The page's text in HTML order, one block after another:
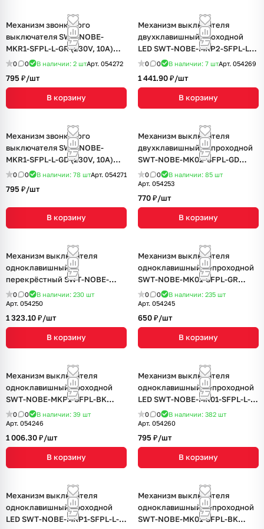
Механизм звонкового
выключателя SWT-NOBE-
MKR1-SFPL-L-GR (230V, 10A)
(Arlight, Серый базальт)
0 0 В наличии: 2 штАрт. 054272
795 ₽/шт
В корзину
Механизм выключателя
двухклавишный проходной
LED SWT-NOBE-MKP2-SFPL-L-
GR (230V, 10A) (Arlight, Серый
0 0 В наличии: 7 штАрт. 054269
1 441.90 ₽/шт
В корзину
Механизм звонкового
выключателя SWT-NOBE-
MKR1-SFPL-L-GD (230V, 10A)
(Arlight, Золотой песок)
0 0 В наличии: 78 штАрт. 054271
795 ₽/шт
В корзину
Механизм выключателя
двухклавишный непроходной
SWT-NOBE-MK02-SFPL-GD
(230V, 10A) (Arlight, Золотой
песок)
0 0 В наличии: 85 шт
Арт. 054253
770 ₽/шт
В корзину
Механизм выключателя
одноклавишный
перекрёстный SWT-NOBE-
MKX1-SFPL-GD (230V, 10A)
(Arlight, Золотой песок)
0 0 В наличии: 230 шт
Арт. 054250
1 323.10 ₽/шт
В корзину
Механизм выключателя
одноклавишный непроходной
SWT-NOBE-MK01-SFPL-GR
(230V, 10A) (Arlight, Серый
базальт)
0 0 В наличии: 235 шт
Арт. 054245
650 ₽/шт
В корзину
Механизм выключателя
одноклавишный проходной
SWT-NOBE-MKP1-SFPL-BK
(230V, 10A) (Arlight, Черный
оникс)
0 0 В наличии: 39 шт
Арт. 054246
1 006.30 ₽/шт
В корзину
Механизм выключателя
одноклавишный непроходной
LED SWT-NOBE-MK01-SFPL-L-
GR (230V, 10A) (Arlight, Серый
базальт)
0 0 В наличии: 382 шт
Арт. 054260
795 ₽/шт
В корзину
Механизм выключателя
одноклавишный проходной
LED SWT-NOBE-MKP1-SFPL-L-
Механизм выключателя
одноклавишный непроходной
SWT-NOBE-MK01-SFPL-BK